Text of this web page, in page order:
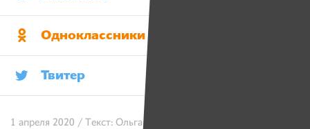
Одноклассники
Твитер
1 апреля 2020 / Текст: Ольга Казак. Фото: Александр